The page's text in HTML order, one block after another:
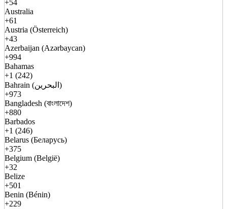
+54
Australia
+61
Austria (Österreich)
+43
Azerbaijan (Azərbaycan)
+994
Bahamas
+1 (242)
Bahrain (البحرين)
+973
Bangladesh (বাংলাদেশ)
+880
Barbados
+1 (246)
Belarus (Беларусь)
+375
Belgium (België)
+32
Belize
+501
Benin (Bénin)
+229